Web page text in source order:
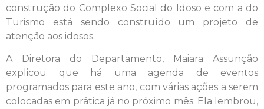
construção do Complexo Social do Idoso e com a do
Turismo está sendo construído um projeto de
atenção aos idosos.
A Diretora do Departamento, Maiara Assunção
explicou que há uma agenda de eventos
programados para este ano, com várias ações a serem
colocadas em prática já no próximo mês. Ela lembrou,